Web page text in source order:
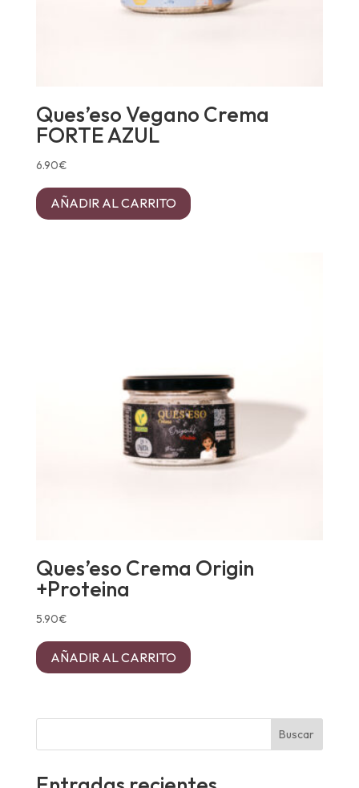
Ques’eso Vegano Crema
FORTE AZUL
6.90€
AÑADIR AL CARRITO
Ques’eso Crema Origin
+Proteina
5.90€
AÑADIR AL CARRITO
Buscar